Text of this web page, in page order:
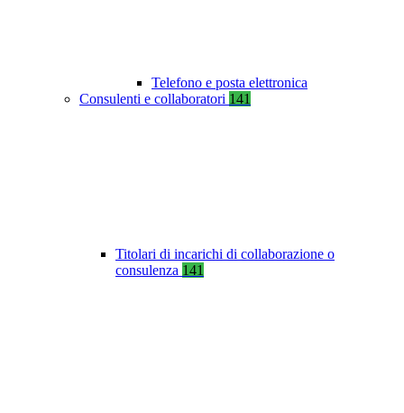
Telefono e posta elettronica
Consulenti e collaboratori 141
Titolari di incarichi di collaborazione o
consulenza 141